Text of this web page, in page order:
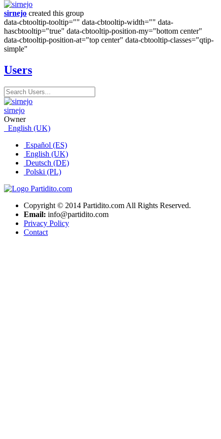
sirnejo created this group
data-cbtooltip-tooltip="" data-cbtooltip-width="" data-
hascbtooltip="true" data-cbtooltip-position-my="bottom center"
data-cbtooltip-position-at="top center" data-cbtooltip-classes="qtip-
simple"
Users
sirnejo
Owner
English (UK)
Español (ES)
English (UK)
Deutsch (DE)
Polski (PL)
Copyright © 2014 Partidito.com All Rights Reserved.
Email: info@partidito.com
Privacy Policy
Contact